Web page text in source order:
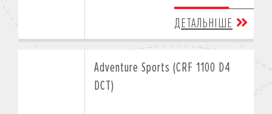
ДЕТАЛЬНІШЕ
Adventure Sports (CRF 1100 D4
DCT)